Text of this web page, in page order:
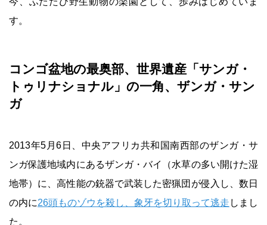
す。
コンゴ盆地の最奥部、世界遺産「サンガ・
トゥリナショナル」の一角、ザンガ・サン
ガ
2013年5月6日、中央アフリカ共和国南西部のザンガ・サ
ンガ保護地域内にあるザンガ・バイ（水草の多い開けた湿
地帯）に、高性能の銃器で武装した密猟団が侵入し、数日
の内に26頭ものゾウを殺し、象牙を切り取って逃走 しまし
た。